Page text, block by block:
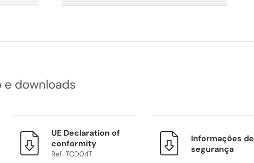
downloads
UE Declaration of
conformity
Ref. TCD04T
Informaçôes de
segurança